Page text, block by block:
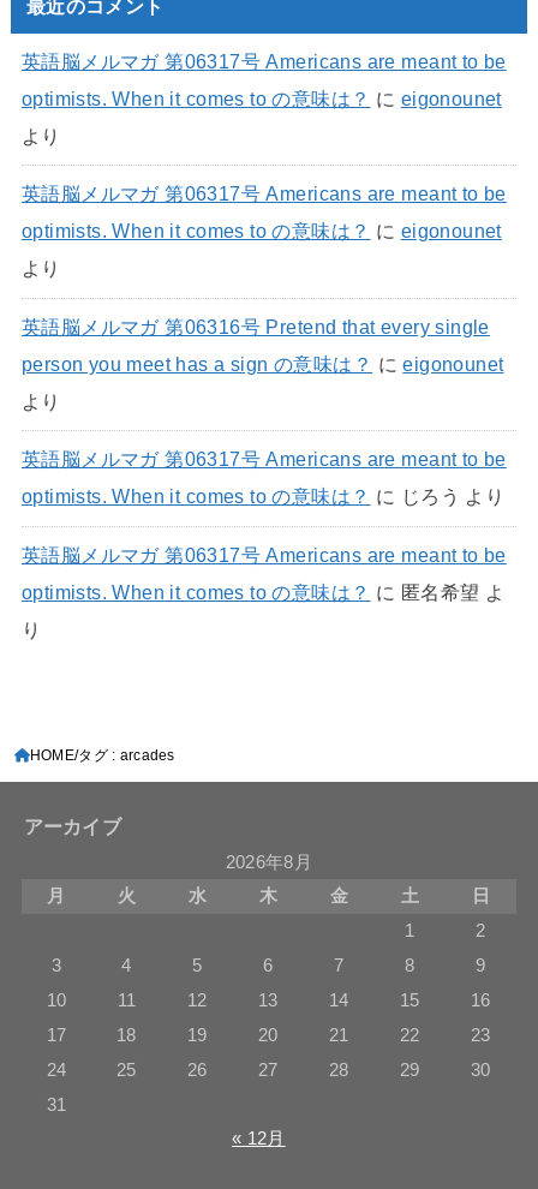
最近のコメント
英語脳メルマガ 第06317号 Americans are meant to be
optimists. When it comes to の意味は？ に eigonounet
より
英語脳メルマガ 第06317号 Americans are meant to be
optimists. When it comes to の意味は？ に eigonounet
より
英語脳メルマガ 第06316号 Pretend that every single
person you meet has a sign の意味は？ にeigonounet
より
英語脳メルマガ 第06317号 Americans are meant to be
optimists. When it comes to の意味は？ に じろう より
英語脳メルマガ 第06317号 Americans are meant to be
optimists. When it comes to の意味は？ に 匿名希望 よ
り
HOME タグ : arcades
アーカイブ
2026年8月
月
火 水 木 金 土
日
1
2
3
4 5 6 7 8
9
10
11 12 13 14 15
16
17
18 19 20 21 22
23
24
25 26 27 28 29
30
31
« 12月